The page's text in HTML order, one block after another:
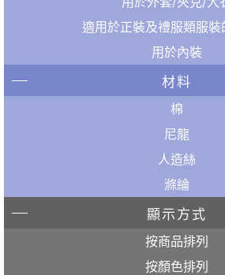
適用於正裝及禮服類服裝
用於內裝
材料
棉
尼龍
人造絲
滌綸
顯示方式
按商品排列
按顏色排列